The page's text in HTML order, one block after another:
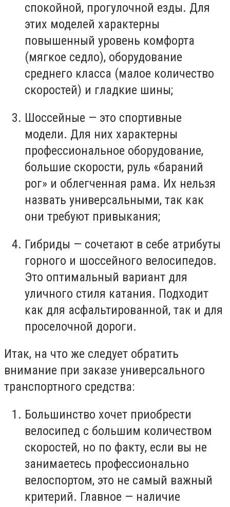
спокойной, прогулочной езды. Для
этих моделей характерны
повышенный уровень комфорта
(мягкое седло), оборудование
среднего класса (малое количество
скоростей) и гладкие шины;
Шоссейные — это спортивные
модели. Для них характерны
профессиональное оборудование,
большие скорости, руль «бараний
рог» и облегченная рама. Их нельзя
назвать универсальными, так как
они требуют привыкания;
Гибриды — сочетают в себе атрибуты
горного и шоссейного велосипедов.
Это оптимальный вариант для
уличного стиля катания. Подходит
как для асфальтированной, так и для
проселочной дороги.
Итак, на что же следует обратить
внимание при заказе универсального
транспортного средства:
Большинство хочет приобрести
велосипед с большим количеством
скоростей, но по факту, если вы не
занимаетесь профессионально
велоспортом, это не самый важный
критерий. Главное — наличие